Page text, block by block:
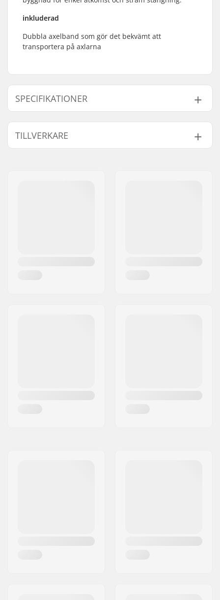
inkluderad
Dubbla axelband som gör det bekvämt att
transportera på axlarna
SPECIFIKATIONER
Volym:
13 l
Typ:
Material Ytterskal:
Waterproof
TILLVERKARE